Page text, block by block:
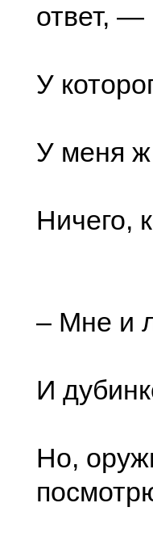
ответ, —
У
У меня ж
Ничего,
– Мне и
И
Но,